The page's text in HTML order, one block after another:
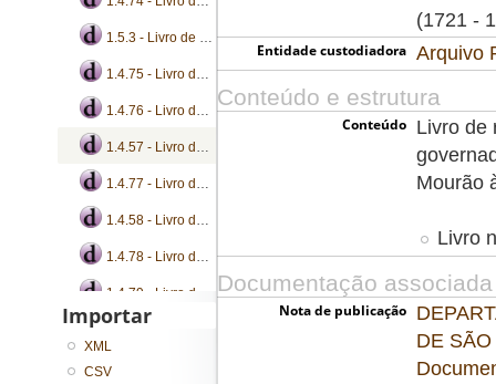
(1721 -
Entidade custodiadora Arquivo
Conteúdo e estrutura
Conteúdo
Livro de
Mourão
Livro
Documentação associada
Nota de publicação
DE
1.5.3 - Livro de registro de cartas e ofícios
1.4.75 - Livro de registro de cartas e ofícios
1.4.76 - Livro de registro de cartas e ofícios
1.4.57 - Livro de registro de ofícios
1.4.77 - Livro de registro de cartas e ofícios
1.4.58 - Livro de registro de ofícios
1.4.78 - Livro de registro de cartas e ofícios
1.4.79 - Livro de registro de cartas e ofícios
...
Importar
XML
CSV